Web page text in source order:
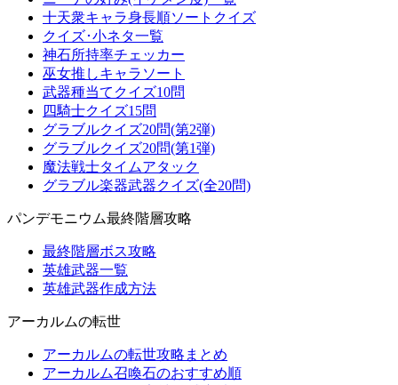
十天衆キャラ身長順ソートクイズ
クイズ･小ネタ一覧
神石所持率チェッカー
巫女推しキャラソート
武器種当てクイズ10問
四騎士クイズ15問
グラブルクイズ20問(第2弾)
グラブルクイズ20問(第1弾)
魔法戦士タイムアタック
グラブル楽器武器クイズ(全20問)
パンデモニウム最終階層攻略
最終階層ボス攻略
英雄武器一覧
英雄武器作成方法
アーカルムの転世
アーカルムの転世攻略まとめ
アーカルム召喚石のおすすめ順